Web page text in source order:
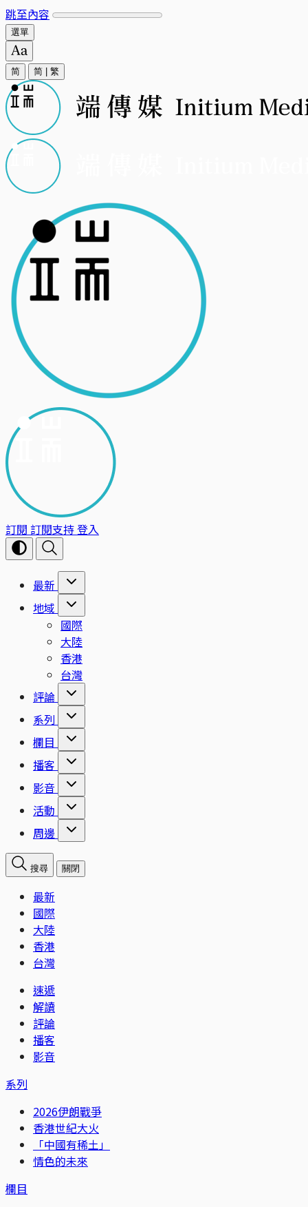
跳至內容
選單
简 简 繁
訂閱 訂閱支持登入
最新
地域
國際
大陸
香港
台灣
評論
系列
欄目
播客
影音
活動
周邊
搜尋 關閉
最新
國際
大陸
香港
台灣
速遞
解讀
評論
播客
影音
系列
2026伊朗戰爭
香港世紀大火
「中國有稀土」
情色的未來
欄目